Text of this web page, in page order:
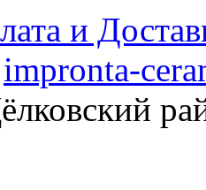
и
impronta-